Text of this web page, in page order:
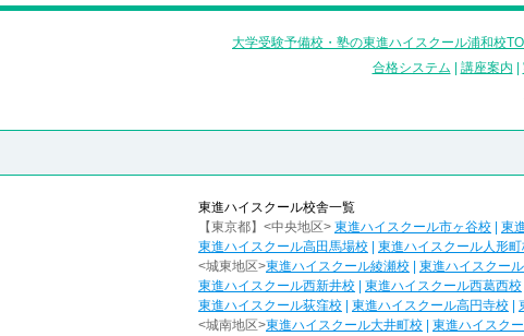
大学受験予備校・塾の東進ハイスクール浦和校
合格システム
講座案内
東進ハイスクール校舎一覧
【東京都】<中央地区> 東進ハイスクール市ヶ谷校 東
東進ハイスクール高田馬場校
東進ハイスクール人形
<城東地区>東進ハイスクール綾瀬校 東進ハイスクー
東進ハイスクール西新井校
東進ハイスクール西葛西校
東進ハイスクール荻窪校
東進ハイスクール高円寺校
<城南地区>東進ハイスクール大井町校 東進ハイスク